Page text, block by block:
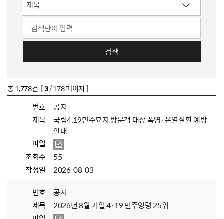
검색
총 1,778건 [3/ 178 페이지 ]
번호
공지
제목
국립4.19민주묘지 방문객 대상 폭염·온열질환 예방
안내
파일
조회수
55
작성일
2026-08-03
번호
공지
제목
2026년 8월 기일 4·19 민주영령 25위